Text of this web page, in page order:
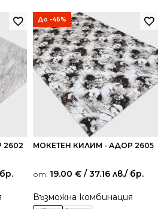
До -46%
МОКЕТЕН КИЛИМ - АДОР 2605
от: 19.00 € / 37.16 лв./ бр.
Възможна комбинация